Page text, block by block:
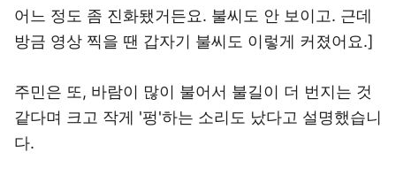
어느 정도 좀 진화됐거든요. 불씨도 안 보이고. 근데
방금 영상 찍을 땐 갑자기 불씨도 이렇게 커졌어요.]
주민은 또, 바람이 많이 불어서 불길이 더 번지는 것
같다며 크고 작게 '펑'하는 소리도 났다고 설명했습니
다.